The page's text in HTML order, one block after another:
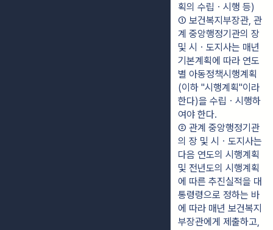
획의 수립ㆍ시행 등)
① 보건복지부장관, 관
계 중앙행정기관의 장
및 시ㆍ도지사는 매년
기본계획에 따라 연도
별 아동정책시행계획
(이하 "시행계획"이라
한다)을 수립ㆍ시행하
여야 한다.
② 관계 중앙행정기관
의 장 및 시ㆍ도지사는
다음 연도의 시행계획
및 전년도의 시행계획
에 따른 추진실적을 대
통령령으로 정하는 바
에 따라 매년 보건복지
부장관에게 제출하고,